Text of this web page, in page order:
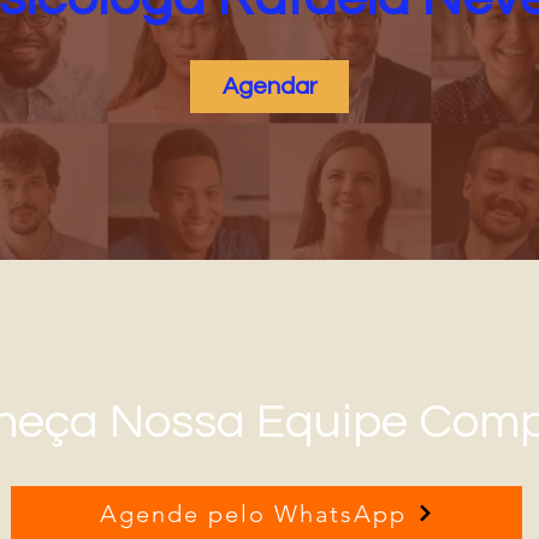
Agendar
Agende pelo WhatsApp
Nossa Equipe